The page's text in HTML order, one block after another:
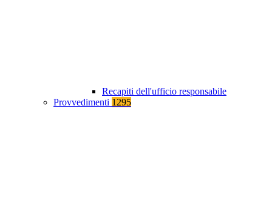
Recapiti dell'ufficio responsabile
Provvedimenti 1295